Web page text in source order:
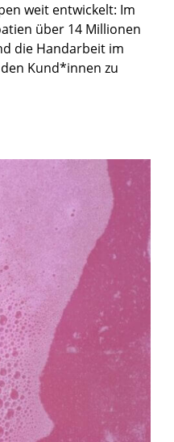
weit entwickelt: Im
über 14 Millionen
die Handarbeit im
Kund*innen zu